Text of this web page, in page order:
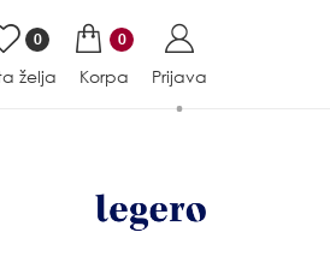
0
želja
0
Korpa Prijava